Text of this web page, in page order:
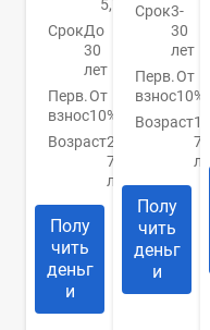
5,79%
СрокДо
30
лет
Перв.
взнос
От
10%
Возраст21-
70
лет
Полу
чить
деньг
и
Срок3-
30
лет
Перв.
взнос
От
10%
Возраст18-
70
лет
Полу
чить
деньг
и